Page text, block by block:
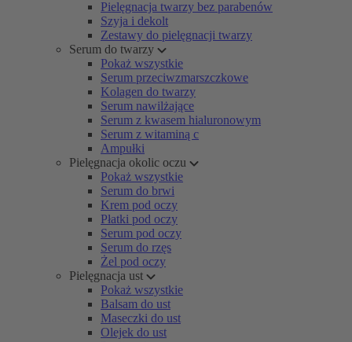
Pielęgnacja twarzy bez parabenów
Szyja i dekolt
Zestawy do pielęgnacji twarzy
Serum do twarzy
Pokaż wszystkie
Serum przeciwzmarszczkowe
Kolagen do twarzy
Serum nawilżające
Serum z kwasem hialuronowym
Serum z witaminą c
Ampułki
Pielęgnacja okolic oczu
Pokaż wszystkie
Serum do brwi
Krem pod oczy
Płatki pod oczy
Serum pod oczy
Serum do rzęs
Żel pod oczy
Pielęgnacja ust
Pokaż wszystkie
Balsam do ust
Maseczki do ust
Olejek do ust